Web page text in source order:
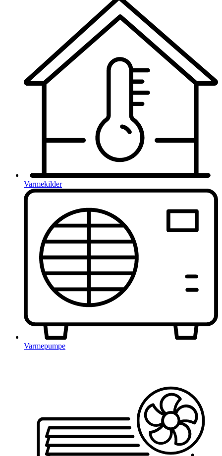
Varmekilder
Varmepumpe